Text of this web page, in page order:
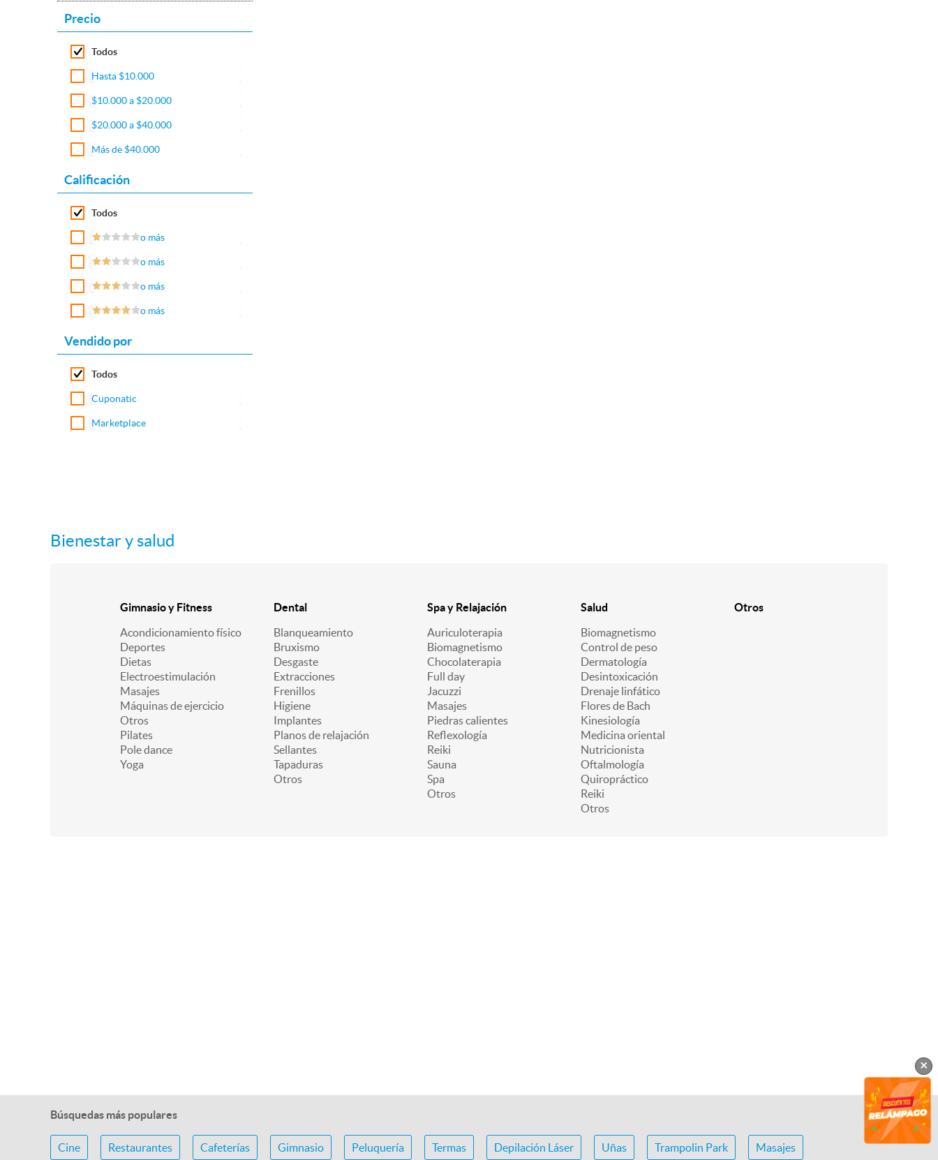
Precio
Todos
Hasta $10.000
$10.000 a $20.000
$20.000 a $40.000
Más de $40.000
Calificación
Todos
o más
o más
o más
o más
Vendido por
Todos
Cuponatic
Marketplace
Bienestar y salud
Gimnasio y Fitness
Acondicionamiento físico
Deportes
Dietas
Electroestimulación
Masajes
Máquinas de ejercicio
Otros
Pilates
Pole dance
Yoga
Dental
Blanqueamiento
Bruxismo
Desgaste
Extracciones
Frenillos
Higiene
Implantes
Planos de relajación
Sellantes
Tapaduras
Otros
Spa y Relajación
Auriculoterapia
Biomagnetismo
Chocolaterapia
Full day
Jacuzzi
Masajes
Piedras calientes
Reflexología
Reiki
Sauna
Spa
Otros
Salud
Biomagnetismo
Control de peso
Dermatología
Desintoxicación
Drenaje linfático
Flores de Bach
Kinesiología
Medicina oriental
Nutricionista
Oftalmología
Quiropráctico
Reiki
Otros
Otros
Búsquedas más populares
Cine Restaurantes Cafeterías Gimnasio Peluquería Termas Depilación Láser Uñas Trampolin Park Masajes
×